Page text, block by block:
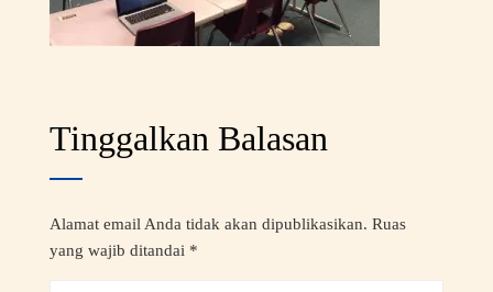
Tinggalkan Balasan
Alamat email Anda tidak akan dipublikasikan. Ruas
yang wajib ditandai *